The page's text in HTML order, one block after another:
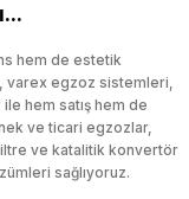
hem de estetik
varex egzoz sistemleri,
hem satış hem de
ve ticari egzozlar,
ve katalitik konvertör
sağlıyoruz.